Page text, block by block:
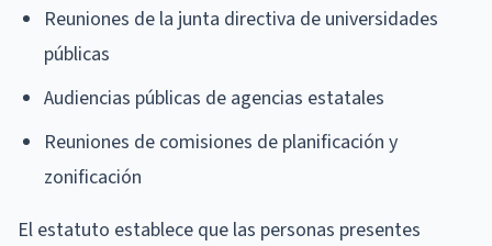
Reuniones de la junta directiva de universidades
públicas
Audiencias públicas de agencias estatales
Reuniones de comisiones de planificación y
zonificación
El estatuto establece que las personas presentes